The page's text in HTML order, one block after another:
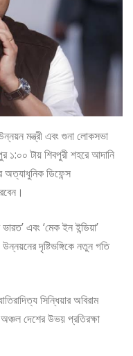
মন্ত্রী এবং গুনা লোকসভা
১:০০ টায় শিবপুরী শহরে আদানি
অত্যাধুনিক ডিফেন্স
এবং ‘মেক ইন ইন্ডিয়া’
উন্নয়নের দৃষ্টিভঙ্গিকে নতুন গতি
সিন্ধিয়ার অবিরাম
দেশের উভয় প্রতিরক্ষা